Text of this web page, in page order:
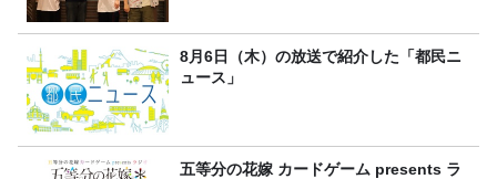
8月6日（木）の放送で紹介した「都民ニ
ュース」
五等分の花嫁 カードゲーム presents ラ